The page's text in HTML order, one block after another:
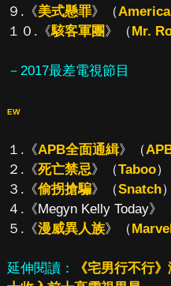
９.《美式懸罪》（
１０.《駭客軍團》（Mr.
－2017最差電視節目
EW
１.《APB全面通緝》（
２.《死亡禁忌》（Taboo）
３.《偷拐搶騙》（Snatch）
４.《Megyn Kelly Today》
５.《漫威異人族》（
延伸閱讀：
《宅男行不行